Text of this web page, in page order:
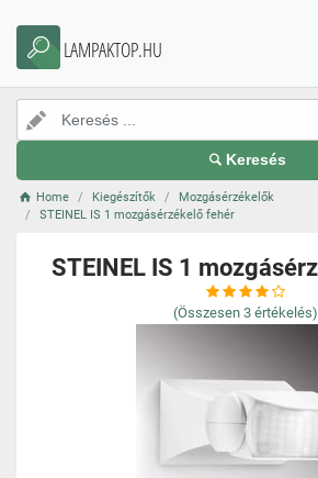
LAMPAKTOP.HU
Keresés
Home Kiegészítők
Mozgásérzékelők
STEINEL IS 1 mozgásérzékelő fehér
STEINEL IS 1
(Összesen 3 értékelés)